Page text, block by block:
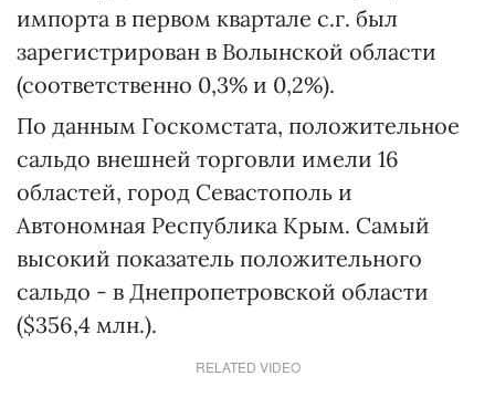
импорта в первом квартале с.г. был
зарегистрирован в Волынской области
(соответственно 0,3% и 0,2%).
По данным Госкомстата, положительное
сальдо внешней торговли имели 16
областей, город Севастополь и
Автономная Республика Крым. Самый
высокий показатель положительного
сальдо - в Днепропетровской области
($356,4 млн.).
RELATED VIDEO